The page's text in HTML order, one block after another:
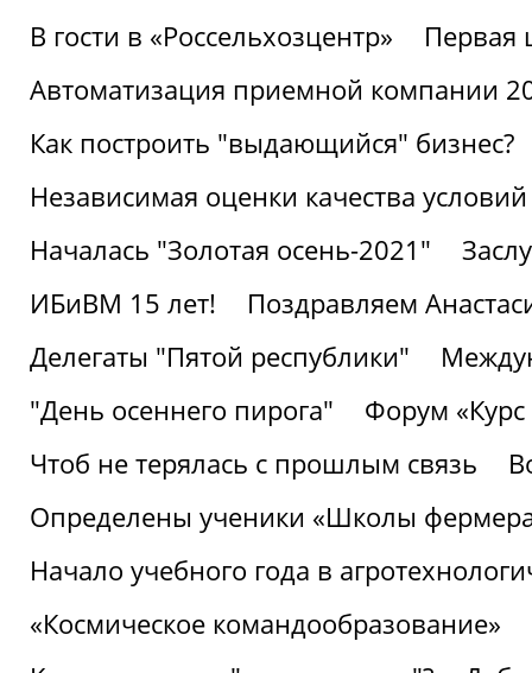
В гости в «Россельхозцентр»
Первая
Автоматизация приемной компании
Как построить "выдающийся" бизнес?
Независимая оценки качества
Началась "Золотая осень-2021"
ИБиВМ 15 лет!
Поздравляем
Делегаты "Пятой республики"
"День осеннего пирога"
Форум «Курс
Чтоб не терялась с прошлым связь
Определены ученики «Школы
Начало учебного года в
«Космическое командообразование»